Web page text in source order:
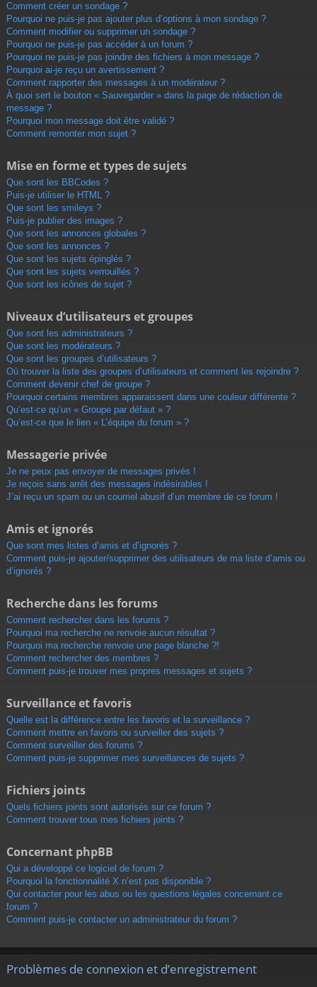
Comment créer un sondage ?
Pourquoi ne puis-je pas ajouter plus d’options à mon sondage ?
Comment modifier ou supprimer un sondage ?
Pourquoi ne puis-je pas accéder à un forum ?
Pourquoi ne puis-je pas joindre des fichiers à mon message ?
Pourquoi ai-je reçu un avertissement ?
Comment rapporter des messages à un modérateur ?
À quoi sert le bouton « Sauvegarder » dans la page de rédaction de
message ?
Pourquoi mon message doit être validé ?
Comment remonter mon sujet ?
Mise en forme et types de sujets
Que sont les BBCodes ?
Puis-je utiliser le HTML ?
Que sont les smileys ?
Puis-je publier des images ?
Que sont les annonces globales ?
Que sont les annonces ?
Que sont les sujets épinglés ?
Que sont les sujets verrouillés ?
Que sont les icônes de sujet ?
Niveaux d’utilisateurs et groupes
Que sont les administrateurs ?
Que sont les modérateurs ?
Que sont les groupes d’utilisateurs ?
Où trouver la liste des groupes d’utilisateurs et comment les rejoindre ?
Comment devenir chef de groupe ?
Pourquoi certains membres apparaissent dans une couleur différente ?
Qu’est-ce qu’un « Groupe par défaut » ?
Qu’est-ce que le lien « L’équipe du forum » ?
Messagerie privée
Je ne peux pas envoyer de messages privés !
Je reçois sans arrêt des messages indésirables !
J’ai reçu un spam ou un courriel abusif d’un membre de ce forum !
Amis et ignorés
Que sont mes listes d’amis et d’ignorés ?
Comment puis-je ajouter/supprimer des utilisateurs de ma liste d’amis ou
d’ignorés ?
Recherche dans les forums
Comment rechercher dans les forums ?
Pourquoi ma recherche ne renvoie aucun résultat ?
Pourquoi ma recherche renvoie une page blanche ?!
Comment rechercher des membres ?
Comment puis-je trouver mes propres messages et sujets ?
Surveillance et favoris
Quelle est la différence entre les favoris et la surveillance ?
Comment mettre en favoris ou surveiller des sujets ?
Comment surveiller des forums ?
Comment puis-je supprimer mes surveillances de sujets ?
Fichiers joints
Quels fichiers joints sont autorisés sur ce forum ?
Comment trouver tous mes fichiers joints ?
Concernant phpBB
Qui a développé ce logiciel de forum ?
Pourquoi la fonctionnalité X n’est pas disponible ?
Qui contacter pour les abus ou les questions légales concernant ce
forum ?
Comment puis-je contacter un administrateur du forum ?
Problèmes de connexion et d’enregistrement